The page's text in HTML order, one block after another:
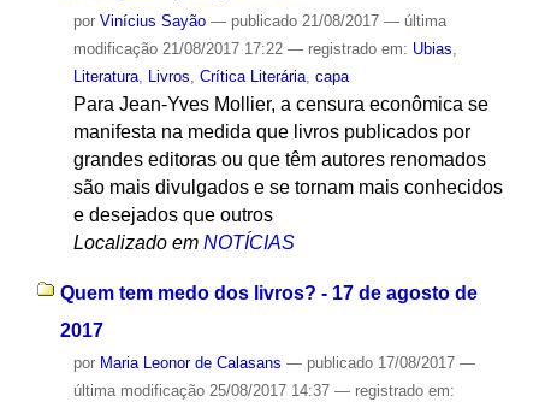
por Vinícius Sayão — publicado21/08/2017 — última
modificação21/08/2017 17:22 — registrado em: Ubias
Literatura, Livros Crítica Literária, capa
Para Jean-Yves Mollier, a censura econômica se
manifesta na medida que livros publicados por
grandes editoras ou que têm autores renomados
são mais divulgados e se tornam mais conhecidos
e desejados que outros
Localizado em NOTÍCIAS
Quem tem medo dos livros? - 17 de agosto de
2017
por Maria Leonor de Calasans — publicado17/08/2017 —
última modificação25/08/2017 14:37 — registrado em: